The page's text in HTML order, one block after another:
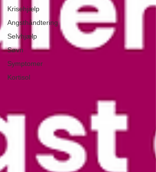
Krisehjælp
Angsthåndtering
Selvhjælp
Søvn
Symptomer
Kortisol